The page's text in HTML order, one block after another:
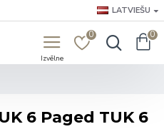
LATVIEŠU
0 0
6 Paged TUK 6